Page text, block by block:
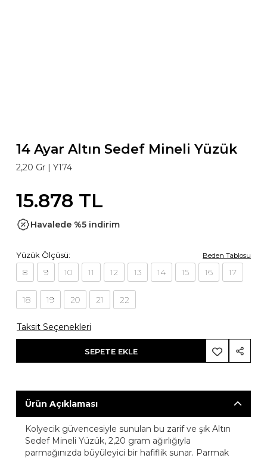
14 Ayar Altın Sedef Mineli Yüzük
2,20 Gr | Y174
15.878 TL
Havalede %5 indirim
Yüzük Ölçüsü: Beden Tablosu
8 9 10 11 12 13 14 15 16 17
18 19 20 21 22
Taksit Seçenekleri
SEPETE EKLE
Ürün Açıklaması
Kolyecik güvencesiyle sunulan bu zarif ve şık Altın
Sedef Mineli Yüzük, 2,20 gram ağırlığıyla
parmağınızda büyüleyici bir hafiflik sunar. Parmak